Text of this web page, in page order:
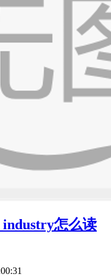
怎么读